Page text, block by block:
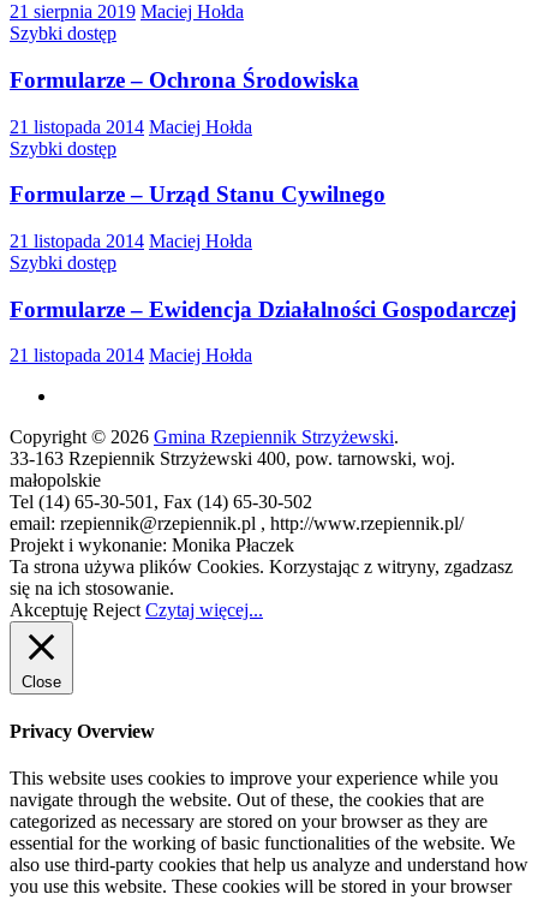
21 sierpnia 2019 Maciej Hołda
Szybki dostęp
Formularze – Ochrona Środowiska
21 listopada 2014 Maciej Hołda
Szybki dostęp
Formularze – Urząd Stanu Cywilnego
21 listopada 2014 Maciej Hołda
Szybki dostęp
Formularze – Ewidencja Działalności Gospodarczej
21 listopada 2014 Maciej Hołda
Copyright © 2026 Gmina Rzepiennik Strzyżewski.
33-163 Rzepiennik Strzyżewski 400, pow. tarnowski, woj.
małopolskie
Tel (14) 65-30-501, Fax (14) 65-30-502
email: rzepiennik@rzepiennik.pl , http://www.rzepiennik.pl/
Projekt i wykonanie: Monika Płaczek
Ta strona używa plików Cookies. Korzystając z witryny, zgadzasz
się na ich stosowanie.
Akceptuję Reject Czytaj więcej...
Close
Privacy Overview
This website uses cookies to improve your experience while you
navigate through the website. Out of these, the cookies that are
categorized as necessary are stored on your browser as they are
essential for the working of basic functionalities of the website. We
also use third-party cookies that help us analyze and understand how
you use this website. These cookies will be stored in your browser